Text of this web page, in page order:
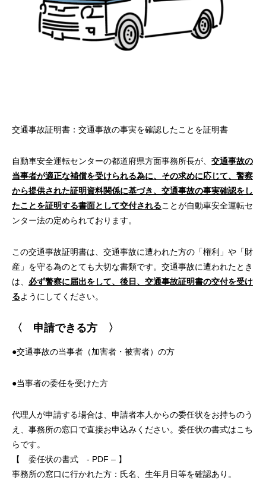
交通事故証明書：交通事故の事実を確認したことを証明書
自動車安全運転センターの都道府県方面事務所長が、 交通事故の
当事者が適正な補償を受けられる為に、その求めに応じて、警察
から提供された証明資料関係に基づき、交通事故の事実確認をし
たことを証明する書面として交付されることが自動車安全運転セ
ンター法の定められております。
この交通事故証明書は、交通事故に遭われた方の「権利」や「財
産」を守る為のとても大切な書類です。交通事故に遭われたとき
は、 必ず警察に届出をして、後日、交通事故証明書の交付を受け
るようにしてください。
〈 申請できる方 〉
●交通事故の当事者（加害者・被害者）の方
●当事者の委任を受けた方
代理人が申請する場合は、申請者本人からの委任状をお持ちのう
え、事務所の窓口で直接お申込みください。委任状の書式はこち
らです。
【 委任状の書式 - PDF – 】
事務所の窓口に行かれた方：氏名、生年月日等を確認あり。